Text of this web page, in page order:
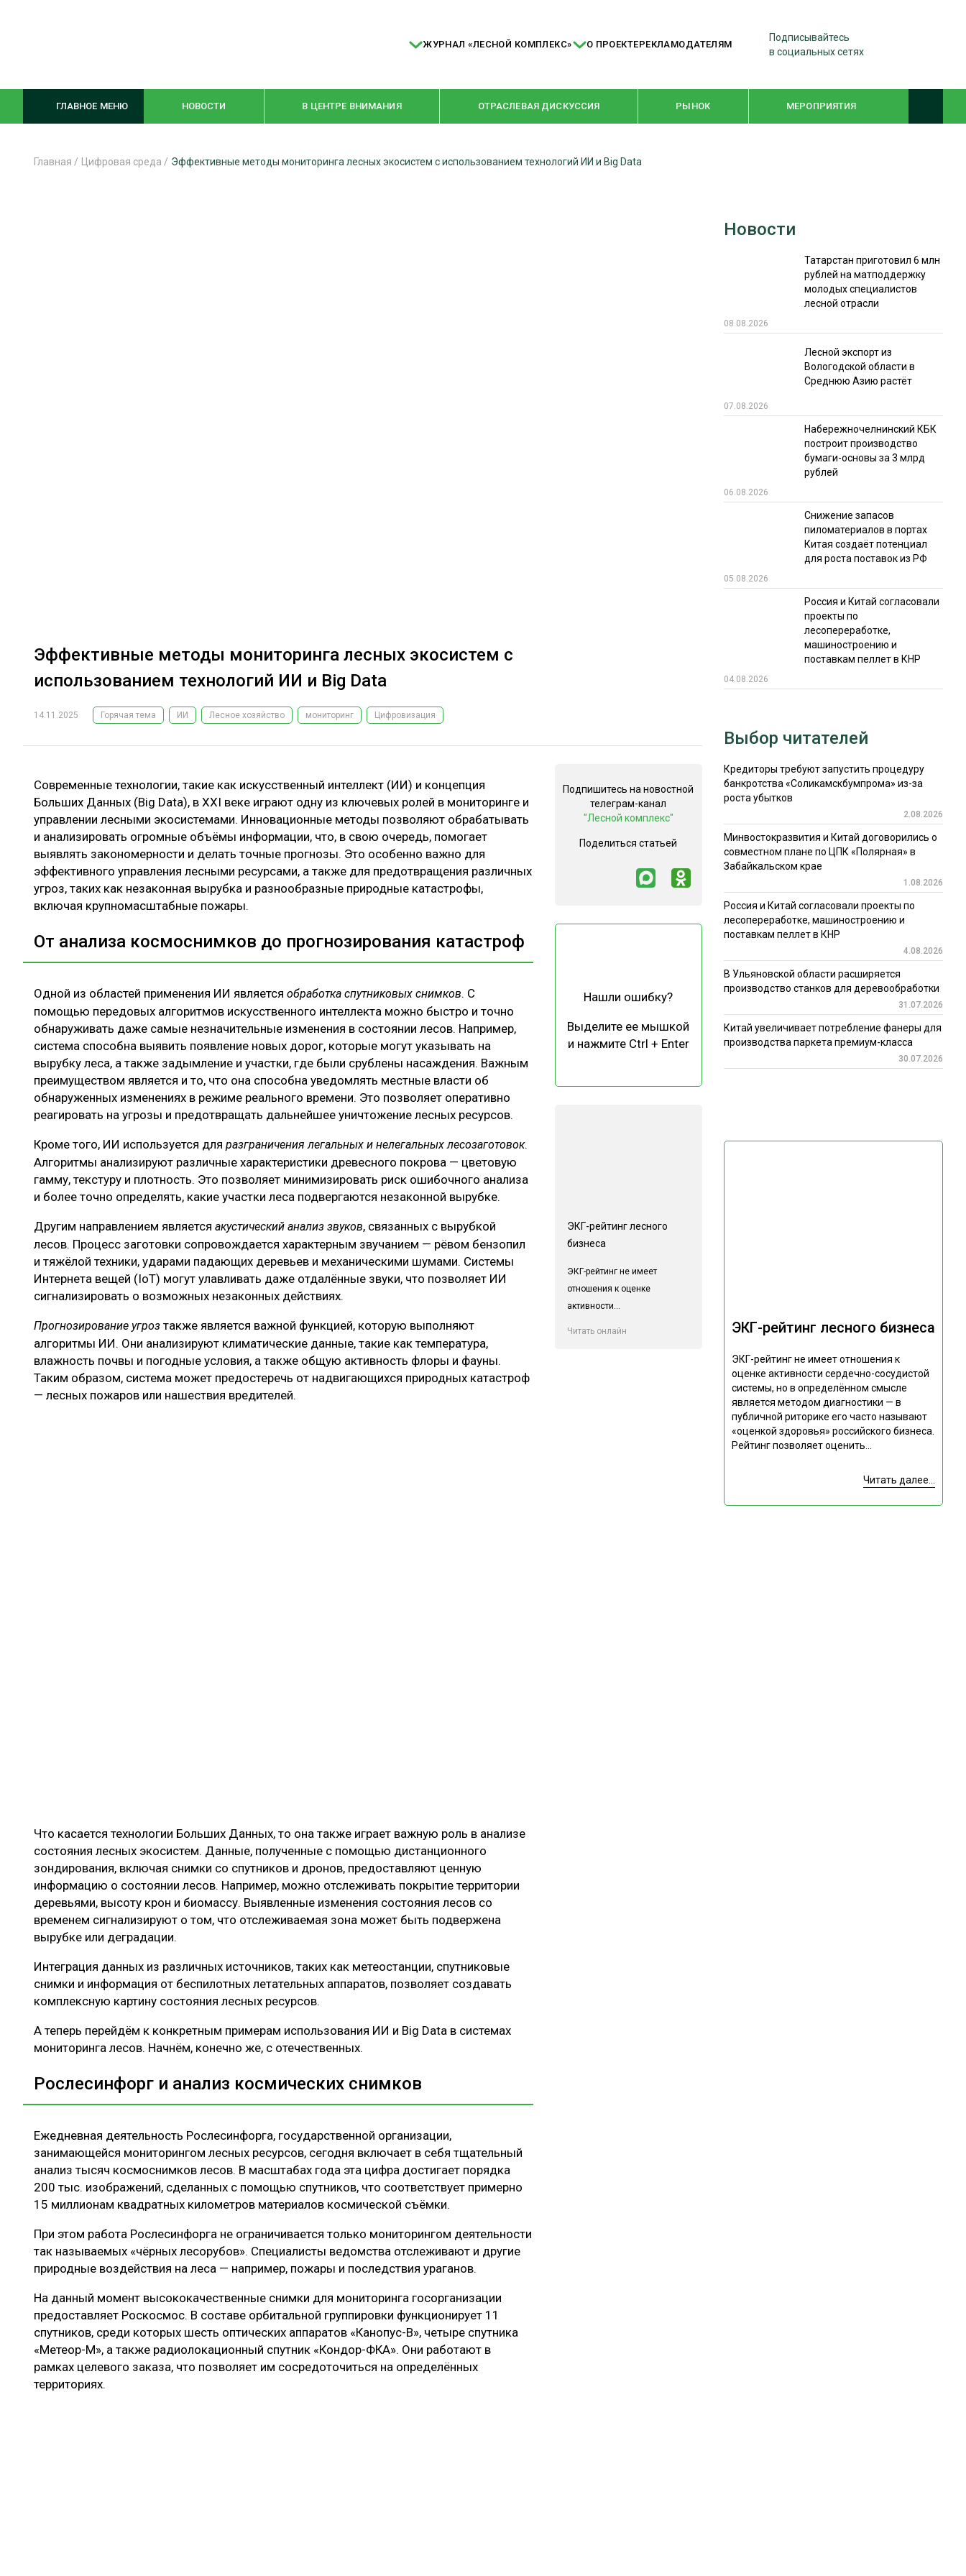
ЖУРНАЛ «ЛЕСНОЙ КОМПЛЕКС» О ПРОЕКТЕРЕКЛАМОДАТЕЛЯМ
Подписывайтесь
в социальных сетях
ГЛАВНОЕ МЕНЮ НОВОСТИ В ЦЕНТРЕ ВНИМАНИЯ ОТРАСЛЕВАЯ ДИСКУССИЯ РЫНОК МЕРОПРИЯТИЯ
РУБРИКИ
WOODEX-2021
СУШКА ДРЕВЕСИНЫ
ИТОГИ МЕРОПРИЯТИЙ
Главная / Цифровая среда / Эффективные методы мониторинга лесных экосистем с использованием технологий ИИ и Big Data
Эффективные методы мониторинга лесных экосистем с
использованием технологий ИИ и Big Data
14.11.2025 Горячая тема ИИ Лесное хозяйство мониторинг Цифровизация
Современные технологии, такие как искусственный интеллект (ИИ) и концепция
Больших Данных (Big Data), в XXI веке играют одну из ключевых ролей в мониторинге и
управлении лесными экосистемами. Инновационные методы позволяют обрабатывать
и анализировать огромные объёмы информации, что, в свою очередь, помогает
выявлять закономерности и делать точные прогнозы. Это особенно важно для
эффективного управления лесными ресурсами, а также для предотвращения различных
угроз, таких как незаконная вырубка и разнообразные природные катастрофы,
включая крупномасштабные пожары.
От анализа космоснимков до прогнозирования катастроф
Одной из областей применения ИИ является обработка спутниковых снимков. С
помощью передовых алгоритмов искусственного интеллекта можно быстро и точно
обнаруживать даже самые незначительные изменения в состоянии лесов. Например,
система способна выявить появление новых дорог, которые могут указывать на
вырубку леса, а также задымление и участки, где были срублены насаждения. Важным
преимуществом является и то, что она способна уведомлять местные власти об
обнаруженных изменениях в режиме реального времени. Это позволяет оперативно
реагировать на угрозы и предотвращать дальнейшее уничтожение лесных ресурсов.
Кроме того, ИИ используется для разграничения легальных и нелегальных лесозаготовок.
Алгоритмы анализируют различные характеристики древесного покрова — цветовую
гамму, текстуру и плотность. Это позволяет минимизировать риск ошибочного анализа
и более точно определять, какие участки леса подвергаются незаконной вырубке.
Другим направлением является акустический анализ звуков, связанных с вырубкой
лесов. Процесс заготовки сопровождается характерным звучанием — рёвом бензопил
и тяжёлой техники, ударами падающих деревьев и механическими шумами. Системы
Интернета вещей (IoT) могут улавливать даже отдалённые звуки, что позволяет ИИ
сигнализировать о возможных незаконных действиях.
Прогнозирование угроз также является важной функцией, которую выполняют
алгоритмы ИИ. Они анализируют климатические данные, такие как температура,
влажность почвы и погодные условия, а также общую активность флоры и фауны.
Таким образом, система может предостеречь от надвигающихся природных катастроф
— лесных пожаров или нашествия вредителей.
Что касается технологии Больших Данных, то она также играет важную роль в анализе
состояния лесных экосистем. Данные, полученные с помощью дистанционного
зондирования, включая снимки со спутников и дронов, предоставляют ценную
информацию о состоянии лесов. Например, можно отслеживать покрытие территории
деревьями, высоту крон и биомассу. Выявленные изменения состояния лесов со
временем сигнализируют о том, что отслеживаемая зона может быть подвержена
вырубке или деградации.
Интеграция данных из различных источников, таких как метеостанции, спутниковые
снимки и информация от беспилотных летательных аппаратов, позволяет создавать
комплексную картину состояния лесных ресурсов.
А теперь перейдём к конкретным примерам использования ИИ и Big Data в системах
мониторинга лесов. Начнём, конечно же, с отечественных.
Рослесинфорг и анализ космических снимков
Ежедневная деятельность Рослесинфорга, государственной организации,
занимающейся мониторингом лесных ресурсов, сегодня включает в себя тщательный
анализ тысяч космоснимков лесов. В масштабах года эта цифра достигает порядка
200 тыс. изображений, сделанных с помощью спутников, что соответствует примерно
15 миллионам квадратных километров материалов космической съёмки.
При этом работа Рослесинфорга не ограничивается только мониторингом деятельности
так называемых «чёрных лесорубов». Специалисты ведомства отслеживают и другие
природные воздействия на леса — например, пожары и последствия ураганов.
На данный момент высококачественные снимки для мониторинга госорганизации
предоставляет Роскосмос. В составе орбитальной группировки функционирует 11
спутников, среди которых шесть оптических аппаратов «Канопус-В», четыре спутника
«Метеор-М», а также радиолокационный спутник «Кондор-ФКА». Они работают в
рамках целевого заказа, что позволяет им сосредоточиться на определённых
территориях.
Подпишитесь на новостной
телеграм-канал
"Лесной комплекс"
Поделиться статьей
Нашли ошибку?
Выделите ее мышкой
и нажмите Ctrl + Enter
ЭКГ-рейтинг лесного
бизнеса
ЭКГ-рейтинг не имеет
отношения к оценке
активности...
Читать онлайн
Новости
Татарстан приготовил 6 млн
рублей на матподдержку
молодых специалистов
лесной отрасли
08.08.2026
Лесной экспорт из
Вологодской области в
Среднюю Азию растёт
07.08.2026
Набережночелнинский КБК
построит производство
бумаги-основы за 3 млрд
рублей
06.08.2026
Снижение запасов
пиломатериалов в портах
Китая создаёт потенциал
для роста поставок из РФ
05.08.2026
Россия и Китай согласовали
проекты по
лесопереработке,
машиностроению и
поставкам пеллет в КНР
04.08.2026
ЭКГ-рейтинг лесного бизнеса
ЭКГ-рейтинг не имеет отношения к
оценке активности сердечно-сосудистой
системы, но в определённом смысле
является методом диагностики — в
публичной риторике его часто называют
«оценкой здоровья» российского бизнеса.
Рейтинг позволяет оценить...
Читать далее...
Выбор читателей
Кредиторы требуют запустить процедуру
банкротства «Соликамскбумпрома» из-за
роста убытков
2.08.2026
Минвостокразвития и Китай договорились о
совместном плане по ЦПК «Полярная» в
Забайкальском крае
1.08.2026
Россия и Китай согласовали проекты по
лесопереработке, машиностроению и
поставкам пеллет в КНР
4.08.2026
В Ульяновской области расширяется
производство станков для деревообработки
31.07.2026
Китай увеличивает потребление фанеры для
производства паркета премиум-класса
30.07.2026